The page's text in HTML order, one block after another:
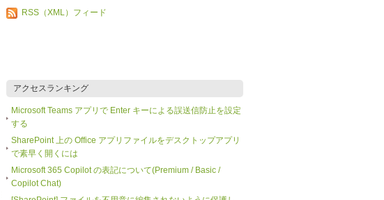
RSS（XML）フィード
アクセスランキング
Microsoft Teams アプリで Enter キーによる誤送信防止を設定
する
SharePoint 上の Office アプリファイルをデスクトップアプリ
で素早く開くには
Microsoft 365 Copilot の表記について(Premium / Basic /
Copilot Chat)